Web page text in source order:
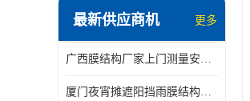
电动推拉雨棚
膜结构停景观棚
最新供应商机 更多
广西膜结构厂家上门测量安装发货，厂家发货没有差价
厦门夜宵摊遮阳挡雨膜结构雨棚设计 上门测量 款式多